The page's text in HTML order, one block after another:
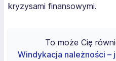
kryzysami finansowymi.
To może Cię
Windykacja należności